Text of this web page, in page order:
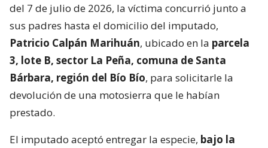
del 7 de julio de 2026, la víctima concurrió junto a
sus padres hasta el domicilio del imputado,
Patricio Calpán Marihuán, ubicado en la parcela
3, lote B, sector La Peña, comuna de Santa
Bárbara, región del Bío Bío, para solicitarle la
devolución de una motosierra que le habían
prestado.
El imputado aceptó entregar la especie, bajo la